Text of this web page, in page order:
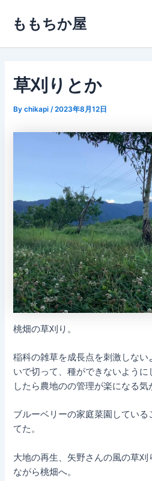
ス
ももちか屋
草刈りとか
Bychikapi /2023年8月12日
桃畑の草刈り。
稲科の雑草を成長点を刺激しない
いで切って、種ができないよう
したら農地のの管理が楽になる気
ブルーベリーの家庭菜園している
てた。
大地の再生、矢野さんの風の草
ながら桃畑へ。